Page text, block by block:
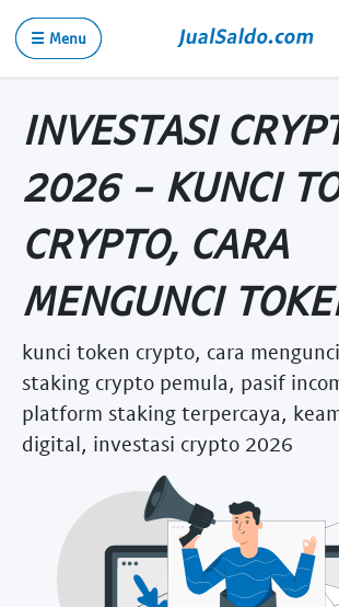
☰ Menu
INVESTASI
2026 - KUNCI
CRYPTO, CARA
MENGUNCI
kunci token crypto, cara
staking crypto pemula, pasif
platform staking terpercaya,
digital, investasi crypto 2026